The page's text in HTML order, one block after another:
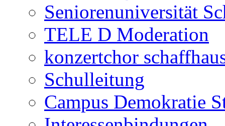
Seniorenuniversität
TELE D Moderation
konzertchor
Schulleitung
Campus Demokratie